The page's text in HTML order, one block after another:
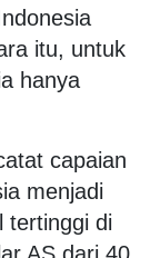
itu, untuk
hanya
capaian
menjadi
tertinggi di